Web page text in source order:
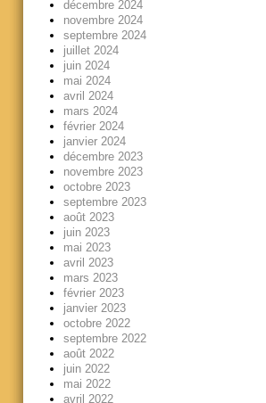
décembre 2024
novembre 2024
septembre 2024
juillet 2024
juin 2024
mai 2024
avril 2024
mars 2024
février 2024
janvier 2024
décembre 2023
novembre 2023
octobre 2023
septembre 2023
août 2023
juin 2023
mai 2023
avril 2023
mars 2023
février 2023
janvier 2023
octobre 2022
septembre 2022
août 2022
juin 2022
mai 2022
avril 2022